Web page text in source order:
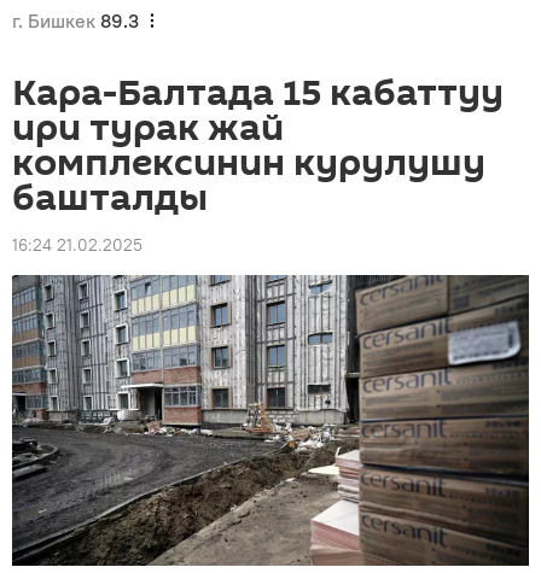
г. Бишкек 89.3
Кара-Балтада 15 кабаттуу
ири турак жай
комплексинин курулушу
башталды
16:24 21.02.2025